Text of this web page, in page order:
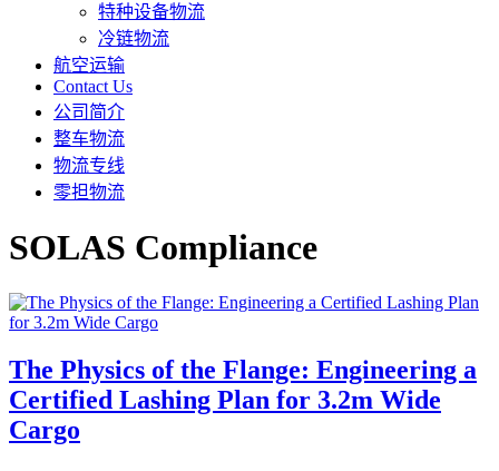
特种设备物流
冷链物流
航空运输
Contact Us
公司简介
整车物流
物流专线
零担物流
SOLAS Compliance
The Physics of the Flange: Engineering a
Certified Lashing Plan for 3.2m Wide
Cargo